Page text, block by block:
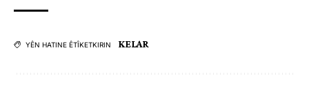
YÊN HATINE ÊTÎKETKIRIN KELAR